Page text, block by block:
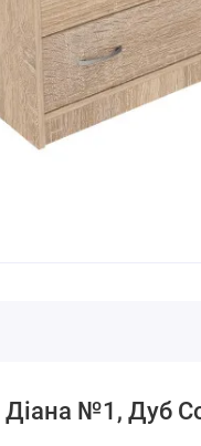
Діана №1, Дуб